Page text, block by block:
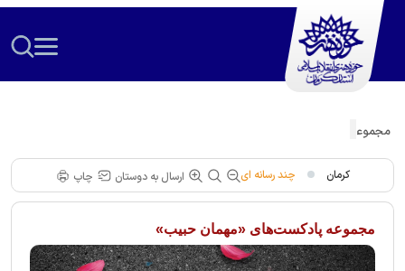
مجموعه پادکست‌های «مهمان حبیب»
کرمان چند رسانه ای ارسال به دوستان چاپ
مجموعه پادکست‌های «مهمان حبیب»